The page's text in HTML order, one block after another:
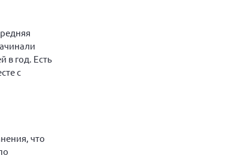
в год. Есть
с
что